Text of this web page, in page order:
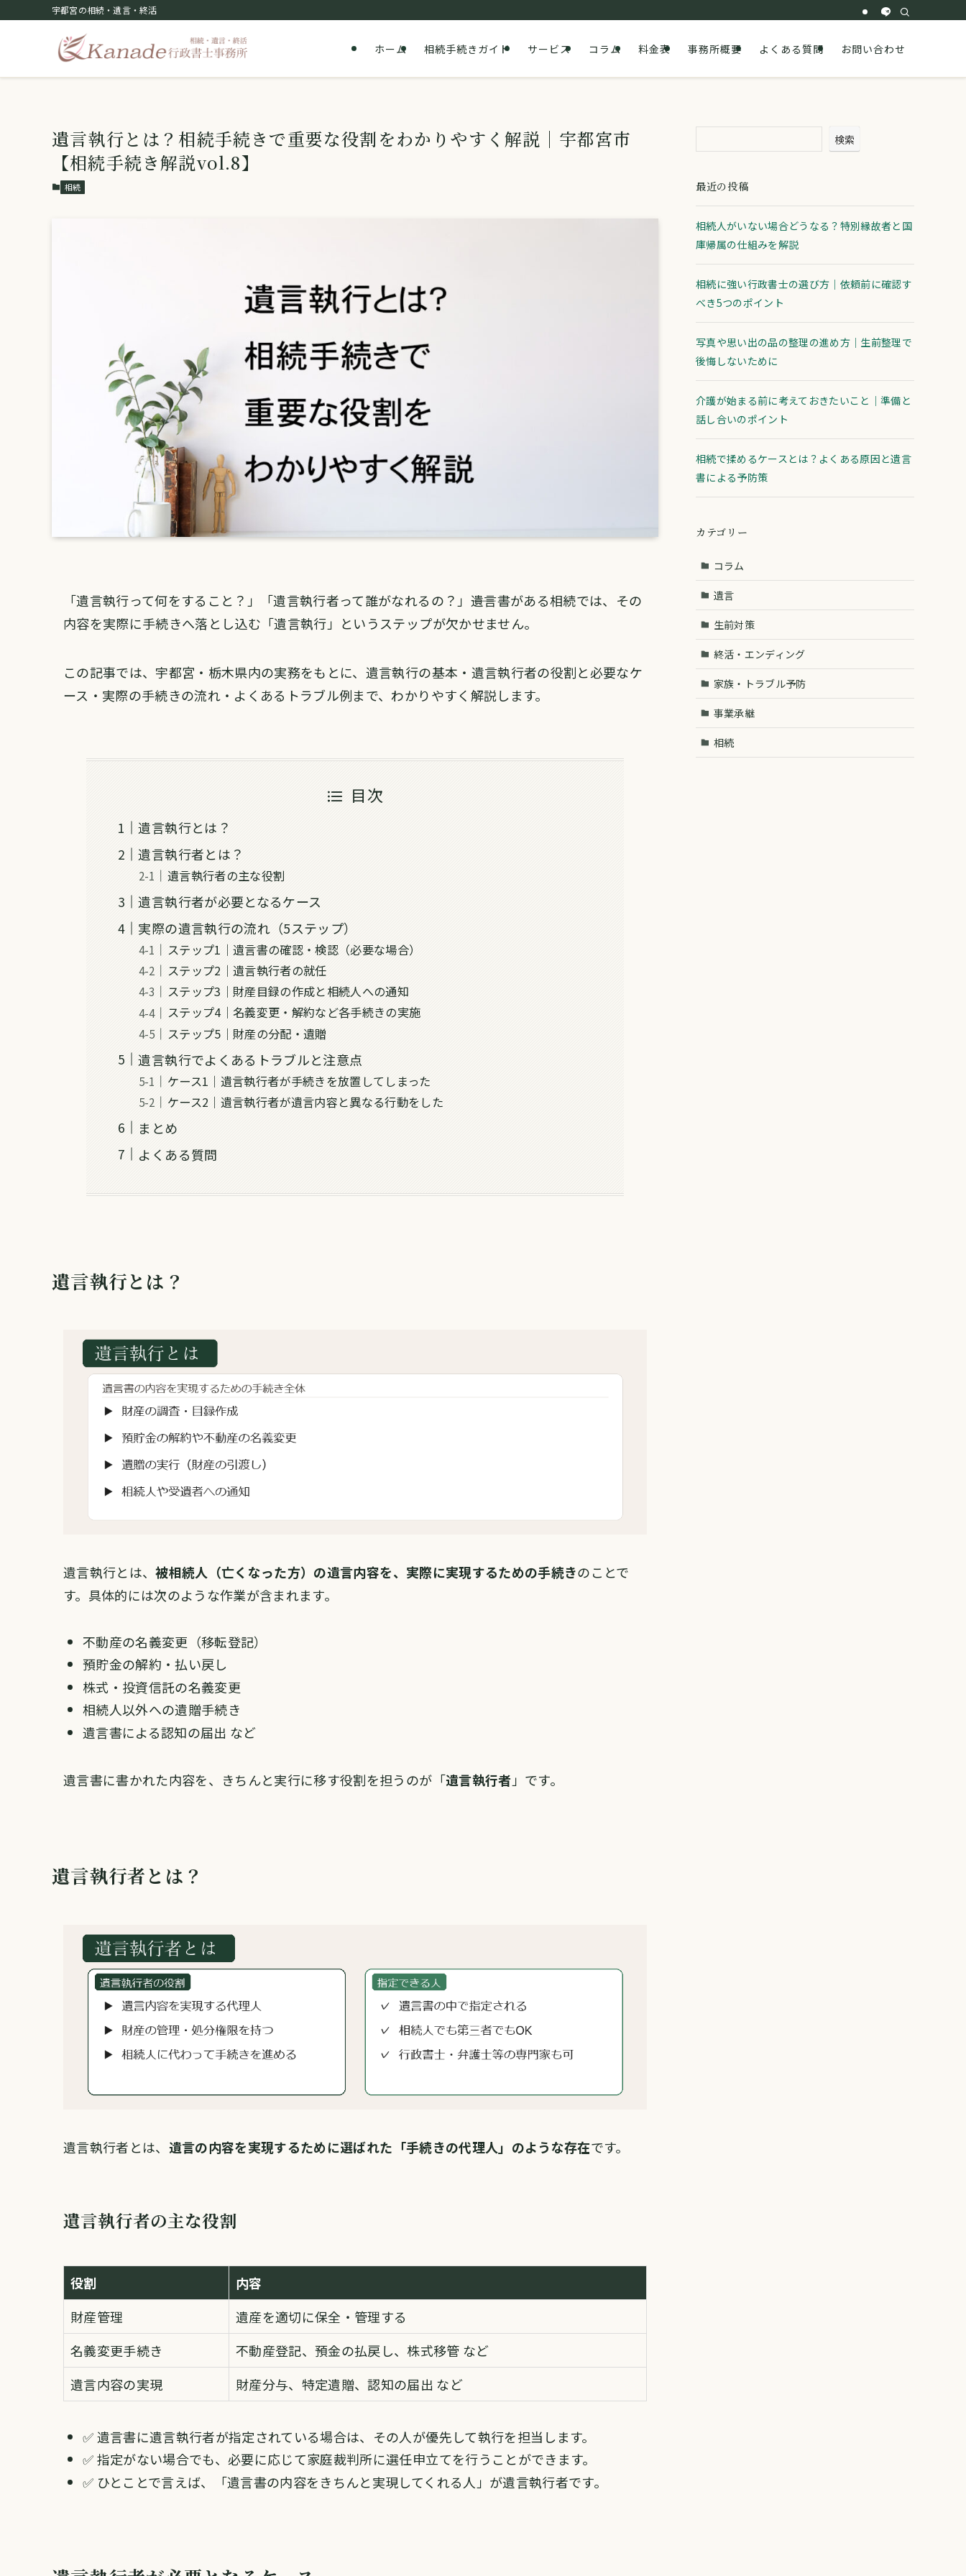
宇都宮の相続・遺言・終活
ホーム 相続手続きガイド サービス コラム 料金表 事務所概要 よくある質問 お問い合わせ
遺言執行とは？相続手続きで重要な役割をわかりやすく解説｜宇都宮市
【相続手続き解説vol.8】
相続
「遺言執行って何をすること？」「遺言執行者って誰がなれるの？」――遺言書がある相続では、その
内容を実際に手続きへ落とし込む「遺言執行」というステップが欠かせません。
この記事では、宇都宮・栃木県内の実務をもとに、遺言執行の基本・遺言執行者の役割と必要なケ
ース・実際の手続きの流れ・よくあるトラブル例まで、わかりやすく解説します。
目次
遺言執行とは？
遺言執行者とは？
遺言執行者の主な役割
遺言執行者が必要となるケース
実際の遺言執行の流れ（5ステップ）
ステップ1｜遺言書の確認・検認（必要な場合）
ステップ2｜遺言執行者の就任
ステップ3｜財産目録の作成と相続人への通知
ステップ4｜名義変更・解約など各手続きの実施
ステップ5｜財産の分配・遺贈
遺言執行でよくあるトラブルと注意点
ケース1｜遺言執行者が手続きを放置してしまった
ケース2｜遺言執行者が遺言内容と異なる行動をした
まとめ
よくある質問
遺言執行とは？
遺言執行とは、被相続人（亡くなった方）の遺言内容を、実際に実現するための手続きのことで
す。具体的には次のような作業が含まれます。
不動産の名義変更（移転登記）
預貯金の解約・払い戻し
株式・投資信託の名義変更
相続人以外への遺贈手続き
遺言書による認知の届出 など
遺言書に書かれた内容を、きちんと実行に移す役割を担うのが「遺言執行者 」です。
遺言執行者とは？
遺言執行者とは、 遺言の内容を実現するために選ばれた「手続きの代理人」のような存在です。
遺言執行者の主な役割
役割
内容
財産管理
遺産を適切に保全・管理する
名義変更手続き
不動産登記、預金の払戻し、株式移管 など
遺言内容の実現
財産分与、特定遺贈、認知の届出 など
✅ 遺言書に遺言執行者が指定されている場合は、その人が優先して執行を担当します。
✅ 指定がない場合でも、必要に応じて家庭裁判所に選任申立てを行うことができます。
✅ ひとことで言えば、「遺言書の内容をきちんと実現してくれる人」が遺言執行者です。
検索
最近の投稿
相続人がいない場合どうなる？特別縁故者と国
庫帰属の仕組みを解説
相続に強い行政書士の選び方｜依頼前に確認す
べき5つのポイント
写真や思い出の品の整理の進め方｜生前整理で
後悔しないために
介護が始まる前に考えておきたいこと｜準備と
話し合いのポイント
相続で揉めるケースとは？よくある原因と遺言
書による予防策
カテゴリー
コラム
遺言
生前対策
終活・エンディング
家族・トラブル予防
事業承継
相続